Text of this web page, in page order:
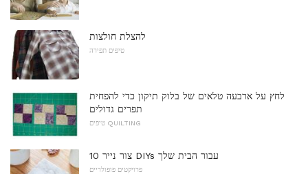
להצלת חולצות
טיפים תפירה
לחץ על ארבעה טלאים של בלוק תיקון כדי להפחית
תפרים גדולים
טיפים QUILTING
10 צור נייר DIYs עבור הבית שלך
פרויקטים פופולריים